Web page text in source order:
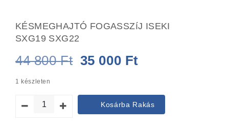
KÉSMEGHAJTÓ FOGASSZíJ ISEKI
SXG19 SXG22
44 800Ft Original
was:
44
35 000 Ft
is:
35
1 készleten
Kosárba Rakás